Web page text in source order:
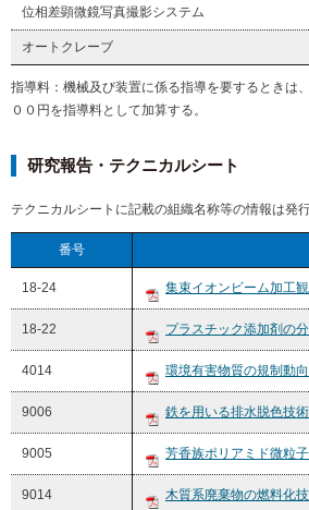
位相差顕微鏡写真撮影システム
オートクレーブ
指導料：機械及び装置に係る指導を要するときは
００円を指導料として加算する。
研究報告・テクニカルシート
テクニカルシートに記載の組織名称等の情報は発
番号
18-24 集束イオンビーム加工
18-22 プラスチック添加剤の
4014 環境有害物質の規制動
9006 鉄を用いる排水脱色技術
9005 芳香族ポリアミド微粒
9014 木質系廃棄物の燃料化